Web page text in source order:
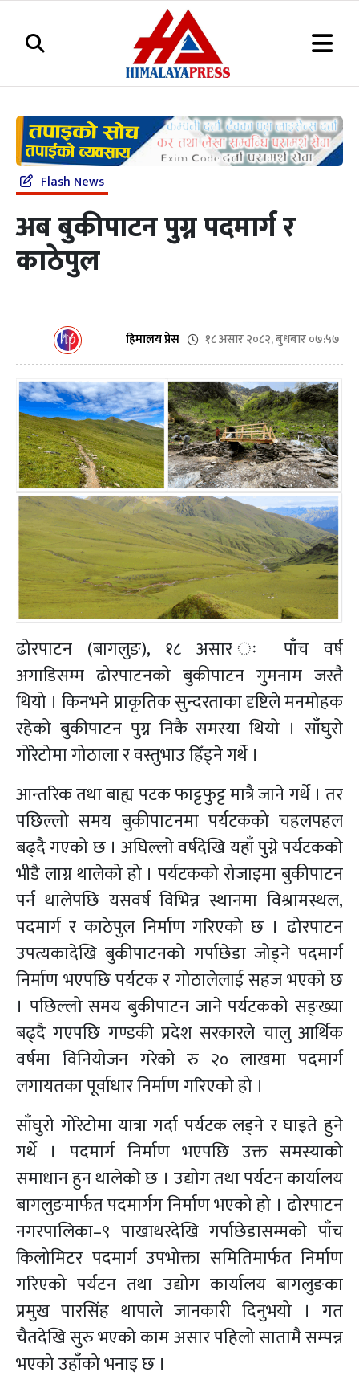
Flash News
अब बुकीपाटन पुग्न पदमार्ग र
काठेपुल
हिमालय प्रेस १८ असार २०८२, बुधबार ०७:५७
ढोरपाटन (बागलुङ), १८ असार ः पाँच वर्ष
अगाडिसम्म ढोरपाटनको बुकीपाटन गुमनाम जस्तै
थियो । किनभने प्राकृतिक सुन्दरताका दृष्टिले मनमोहक
रहेको बुकीपाटन पुग्न निकै समस्या थियो । साँघुरो
गोरेटोमा गोठाला र वस्तुभाउ हिँड्ने गर्थे ।
आन्तरिक तथा बाह्य पटक फाट्टफुट्ट मात्रै जाने गर्थे । तर
पछिल्लो समय बुकीपाटनमा पर्यटकको चहलपहल
बढ्दै गएको छ । अघिल्लो वर्षदेखि यहाँ पुग्ने पर्यटकको
भीडै लाग्न थालेको हो । पर्यटकको रोजाइमा बुकीपाटन
पर्न थालेपछि यसवर्ष विभिन्न स्थानमा विश्रामस्थल,
पदमार्ग र काठेपुल निर्माण गरिएको छ । ढोरपाटन
उपत्यकादेखि बुकीपाटनको गर्पाछेडा जोड्ने पदमार्ग
निर्माण भएपछि पर्यटक र गोठालेलाई सहज भएको छ
। पछिल्लो समय बुकीपाटन जाने पर्यटकको सङ्ख्या
बढ्दै गएपछि गण्डकी प्रदेश सरकारले चालु आर्थिक
वर्षमा विनियोजन गरेको रु २० लाखमा पदमार्ग
लगायतका पूर्वाधार निर्माण गरिएको हो ।
साँघुरो गोरेटोमा यात्रा गर्दा पर्यटक लड्ने र घाइते हुने
गर्थे । पदमार्ग निर्माण भएपछि उक्त समस्याको
समाधान हुन थालेको छ । उद्योग तथा पर्यटन कार्यालय
बागलुङमार्फत पदमार्गग निर्माण भएको हो । ढोरपाटन
नगरपालिका–९ पाखाथरदेखि गर्पाछेडासम्मको पाँच
किलोमिटर पदमार्ग उपभोक्ता समितिमार्फत निर्माण
गरिएको पर्यटन तथा उद्योग कार्यालय बागलुङका
प्रमुख पारसिंह थापाले जानकारी दिनुभयो । गत
चैतदेखि सुरु भएको काम असार पहिलो सातामै सम्पन्न
भएको उहाँको भनाइ छ ।